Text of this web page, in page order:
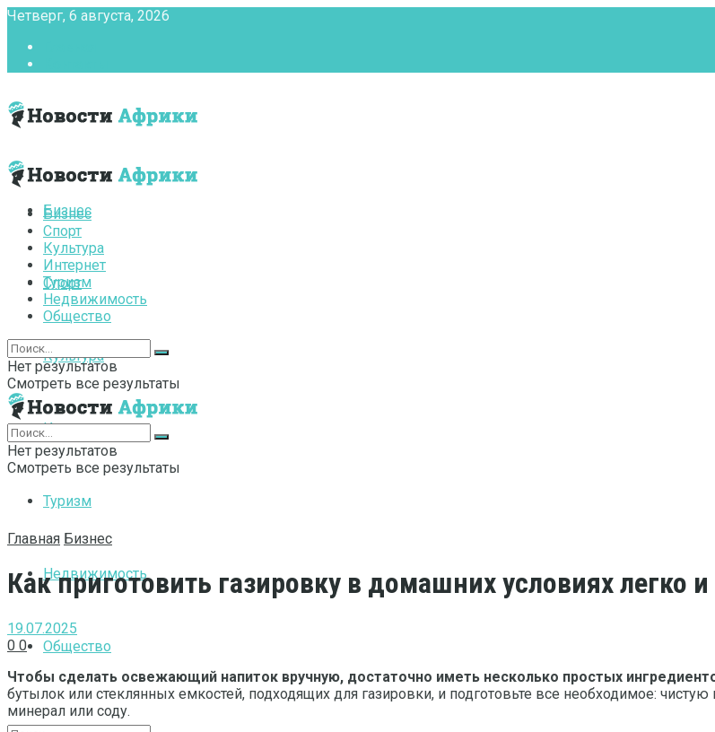
Четверг, 6 августа, 2026
Бизнес
Спорт
Культура
Интернет
Туризм
Недвижимость
Общество
Бизнес
Спорт
Культура
Интернет
Туризм
Недвижимость
Общество
Нет результатов
Смотреть все результаты
Нет результатов
Смотреть все результаты
Главная Бизнес
Как приготовить газировку в домашних условиях легко
19.07.2025
0 0
Чтобы сделать освежающий напиток вручную, достаточно иметь несколько простых
бутылок или стеклянных емкостей, подходящих для газировки, и подготовьте все необходимое:
минерал или соду.